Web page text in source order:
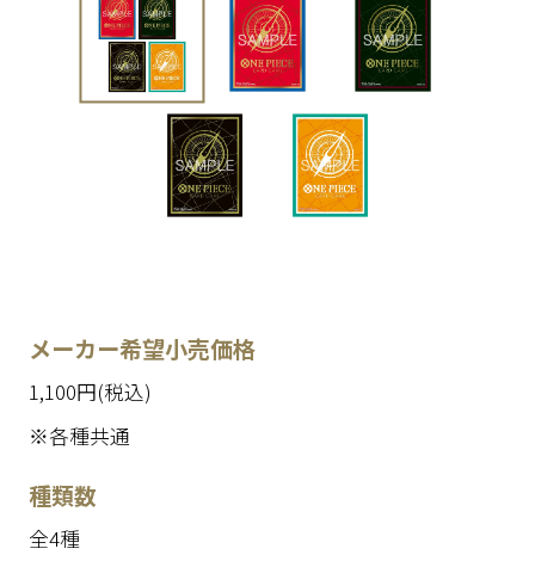
メーカー希望小売価格
1,100円(税込)
※各種共通
種類数
全4種